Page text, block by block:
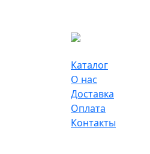
Каталог
О нас
Доставка
Оплата
Контакты